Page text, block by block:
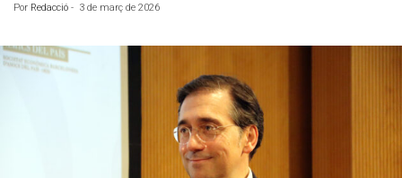
Por Redacció - 3 de març de 2026